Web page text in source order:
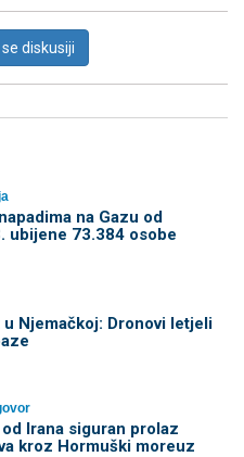
diskusiji
na Gazu od
ubijene 73.384 osobe
Njemačkoj: Dronovi letjeli
Irana siguran prolaz
kroz Hormuški moreuz